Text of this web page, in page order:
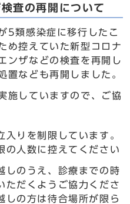
査の再開について
5類感染症に移行したこ
め控えていた新型コロナ
ンザなどの検査を再開し
置なども再開しました。
施していますので、ご協
りを制限しています。
の人数に控えてください
しのうえ、診療までの時
ただくようご協力くださ
しの方は待合場所が限ら